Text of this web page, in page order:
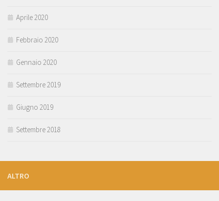
Aprile 2020
Febbraio 2020
Gennaio 2020
Settembre 2019
Giugno 2019
Settembre 2018
ALTRO